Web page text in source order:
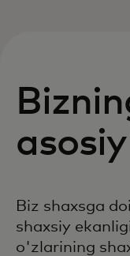
Biz shaxsga
shaxsiy
o'zlarining